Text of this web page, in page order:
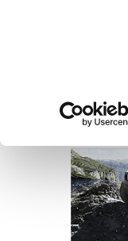
※ページでご